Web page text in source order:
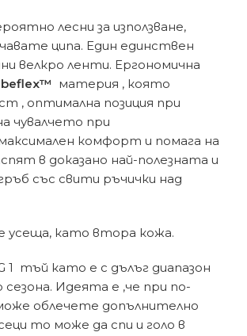
лесни за използване,
ципа. Един единствен
велкро ленти. Ергономична
материя , която
, оптимална позиция при
чувалчето при
комфорт и помага на
в доказано най-полезната и
със свити ръчички над
усеща, като втора кожа.
1 тъй като е с дълъг диапазон
сезона. Идеята е ,че при по-
облечете допълнително
то може да спи и голо в